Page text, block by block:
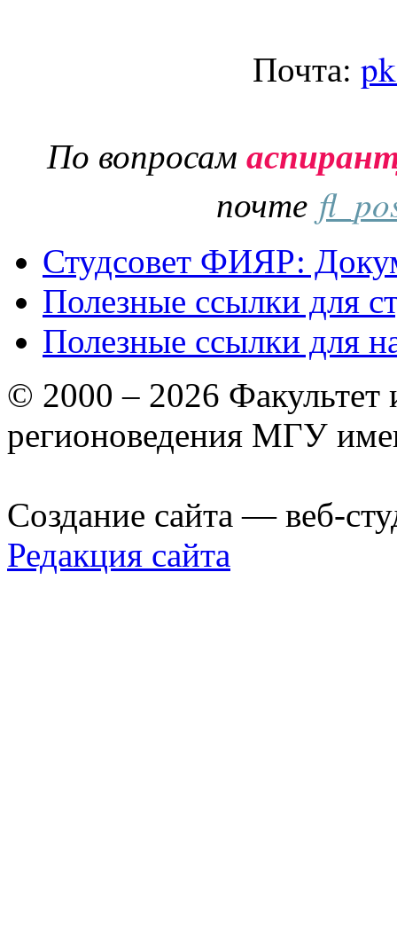
Почта:
По вопросам
почте
Студсовет ФИЯР:
Полезные ссылки для
Полезные ссылки для
© 2000 – 2026 Факультет
регионоведения МГУ
Создание сайта — веб-
Редакция сайта